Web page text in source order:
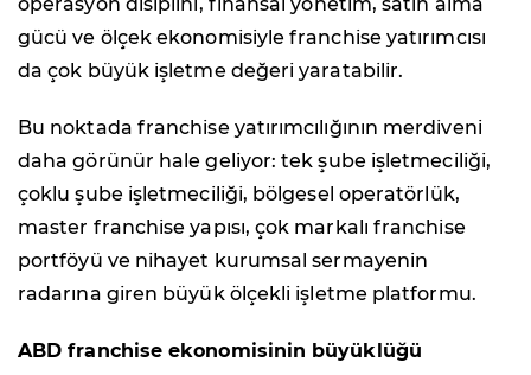
gücü ve ölçek ekonomisiyle franchise yatırımcısı
da çok büyük işletme değeri yaratabilir.
Bu noktada franchise yatırımcılığının merdiveni
daha görünür hale geliyor: tek şube işletmeciliği,
çoklu şube işletmeciliği, bölgesel operatörlük,
master franchise yapısı, çok markalı franchise
portföyü ve nihayet kurumsal sermayenin
radarına giren büyük ölçekli işletme platformu.
ABD franchise ekonomisinin büyüklüğü